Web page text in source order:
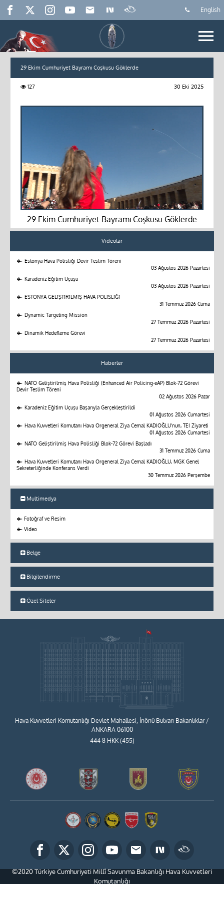
English
29 Ekim Cumhuriyet Bayramı Coşkusu Göklerde
127 30 Eki 2025
29 Ekim Cumhuriyet Bayramı Coşkusu Göklerde
Videolar
Estonya Hava Polisliği Devir Teslim Töreni
03 Ağustos 2026 Pazartesi
Karadeniz Eğitim Uçuşu
03 Ağustos 2026 Pazartesi
ESTONYA GELİŞTİRİLMİŞ HAVA POLİSLİĞİ
31 Temmuz 2026 Cuma
Dynamic Targeting Mission
27 Temmuz 2026 Pazartesi
Dinamik Hedefleme Görevi
27 Temmuz 2026 Pazartesi
Haberler
NATO Geliştirilmiş Hava Polisliği (Enhanced Air Policing-eAP) Blok-72 Görevi
Devir Teslim Töreni
02 Ağustos 2026 Pazar
Karadeniz Eğitim Uçuşu Başarıyla Gerçekleştirildi
01 Ağustos 2026 Cumartesi
Hava Kuvvetleri Komutanı Hava Orgeneral Ziya Cemal KADIOĞLU'nun, TEI Ziyareti
01 Ağustos 2026 Cumartesi
NATO Geliştirilmiş Hava Polisliği Blok-72 Görevi Başladı
31 Temmuz 2026 Cuma
Hava Kuvvetleri Komutanı Hava Orgeneral Ziya Cemal KADIOĞLU, MGK Genel
Sekreterliğinde Konferans Verdi
30 Temmuz 2026 Perşembe
Multimedya
Fotoğraf ve Resim
Video
Belge
Bilgilendirme
Özel Siteler
Hava Kuvvetleri Komutanlığı Devlet Mahallesi, İnönü Bulvarı Bakanlıklar /
ANKARA 06100
444 8 HKK (455)
©2020 Türkiye Cumhuriyeti Millî Savunma Bakanlığı Hava Kuvvetleri
Komutanlığı